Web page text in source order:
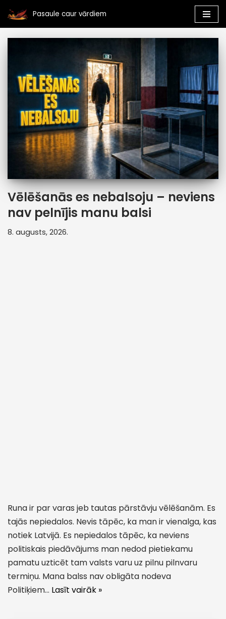
Skip
to
Pasaule caur vārdiem
Vēlēšanās es nebalsoju – neviens
nav pelnījis manu balsi
8. augusts, 2026.
Runa ir par varas jeb tautas pārstāvju vēlēšanām. Es
tajās nepiedalos. Nevis tāpēc, ka man ir vienalga, kas
notiek Latvijā. Es nepiedalos tāpēc, ka neviens
politiskais piedāvājums man nedod pietiekamu
pamatu uzticēt tam valsts varu uz pilnu pilnvaru
termiņu. Mana balss nav obligāta nodeva
Politiķiem… Lasīt vairāk »